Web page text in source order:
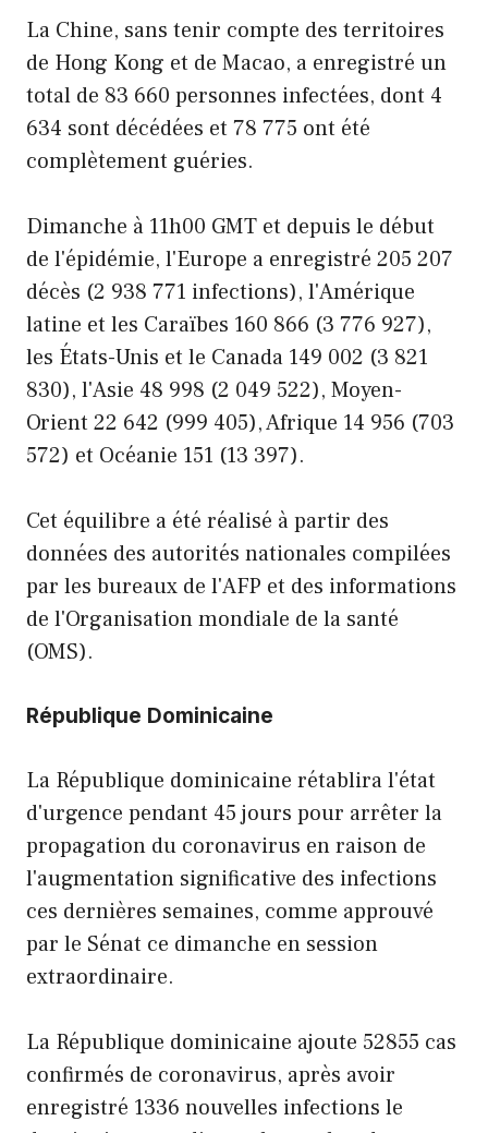
La Chine, sans tenir compte des territoires
de Hong Kong et de Macao, a enregistré un
total de 83 660 personnes infectées, dont 4
634 sont décédées et 78 775 ont été
complètement guéries.
Dimanche à 11h00 GMT et depuis le début
de l'épidémie, l'Europe a enregistré 205 207
décès (2 938 771 infections), l'Amérique
latine et les Caraïbes 160 866 (3 776 927),
les États-Unis et le Canada 149 002 (3 821
830), l'Asie 48 998 (2 049 522), Moyen-
Orient 22 642 (999 405), Afrique 14 956 (703
572) et Océanie 151 (13 397).
Cet équilibre a été réalisé à partir des
données des autorités nationales compilées
par les bureaux de l'AFP et des informations
de l'Organisation mondiale de la santé
(OMS).
République Dominicaine
La République dominicaine rétablira l'état
d'urgence pendant 45 jours pour arrêter la
propagation du coronavirus en raison de
l'augmentation significative des infections
ces dernières semaines, comme approuvé
par le Sénat ce dimanche en session
extraordinaire.
La République dominicaine ajoute 52855 cas
confirmés de coronavirus, après avoir
enregistré 1336 nouvelles infections le